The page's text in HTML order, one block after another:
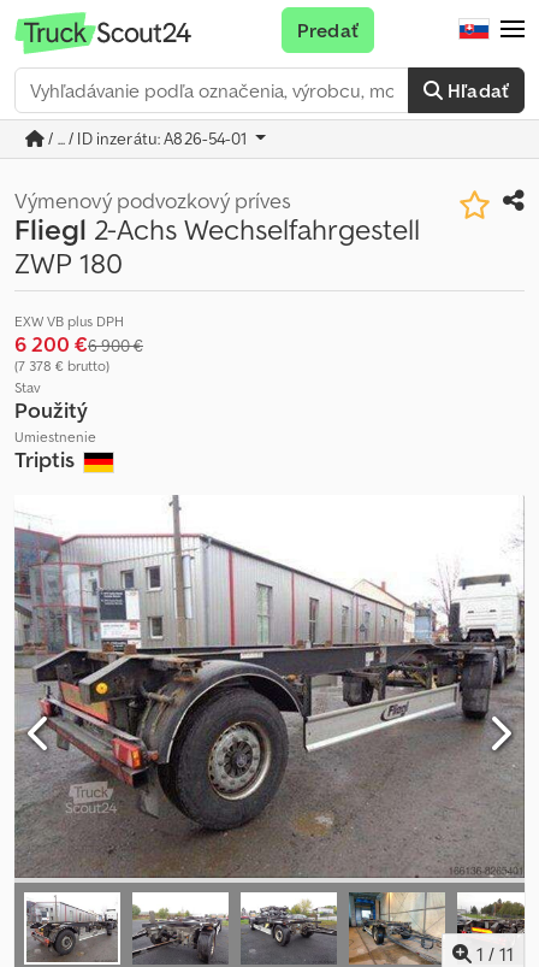
Hľadať
Predať
/ ... / ID inzerátu: A826-54-01
Výmenový podvozkový príves
Fliegl 2-Achs Wechselfahrgestell
ZWP 180
EXW VB plus DPH
6 200 €6 900 €
(7 378 € brutto)
Stav
Použitý
Umiestnenie
Triptis
1 / 11